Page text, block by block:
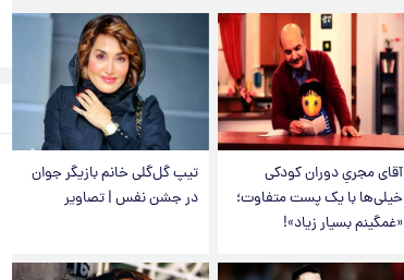
آقای مجریِ دوران کودکی
خیلی‌ها با یک پست متفاوت؛
«غمگینم بسیار زیاد»!
تیپ گل‌گلی خانم بازیگر جوان
در جشن نفس | تصاویر